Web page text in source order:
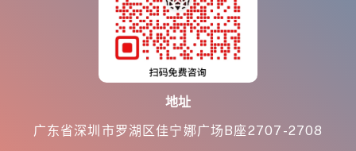
地址
广东省深圳市罗湖区佳宁娜广场B座2707-2708